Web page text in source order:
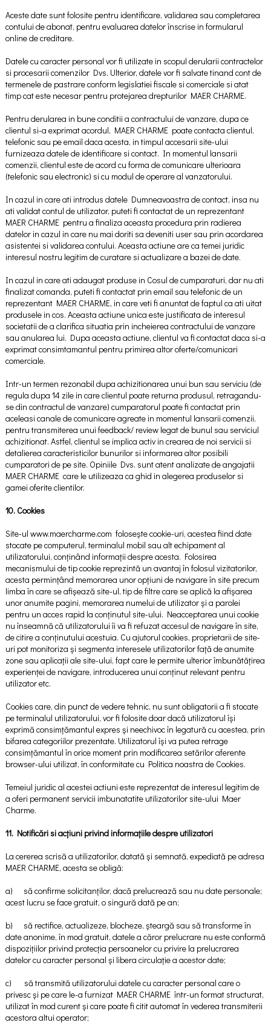
Aceste date sunt folosite pentru identificare, validarea sau completarea
contului de abonat, pentru evaluarea datelor înscrise in formularul
online de creditare.
Datele cu caracter personal vor fi utilizate in scopul derularii contractelor
si procesarii comenzilor Dvs. Ulterior, datele vor fi salvate tinand cont de
termenele de pastrare conform legislatiei fiscale si comerciale si atat
timp cat este necesar pentru protejarea drepturilor MAER CHARME.
Pentru derularea in bune conditii a contractului de vanzare, dupa ce
clientul si-a exprimat acordul, MAER CHARME poate contacta clientul,
telefonic sau pe email daca acesta, in timpul accesarii site-ului
furnizeaza datele de identificare si contact. In momentul lansarii
comenzii, clientul este de acord cu forma de comunicare ulterioara
(telefonic sau electronic) si cu modul de operare al vanzatorului.
In cazul in care ati introdus datele Dumneavoastra de contact, insa nu
ati validat contul de utilizator, puteti fi contactat de un reprezentant
MAER CHARME pentru a finaliza aceasta procedura prin radierea
datelor in cazul in care nu mai doriti sa deveniti user sau prin acordarea
asistentei si validarea contului. Aceasta actiune are ca temei juridic
interesul nostru legitim de curatare si actualizare a bazei de date.
In cazul in care ati adaugat produse in Cosul de cumparaturi, dar nu ati
finalizat comanda, puteti fi contactat prin email sau telefonic de un
reprezentant MAER CHARME, in care veti fi anuntat de faptul ca ati uitat
produsele in cos. Aceasta actiune unica este justificata de interesul
societatii de a clarifica situatia prin incheierea contractului de vanzare
sau anularea lui. Dupa aceasta actiune, clientul va fi contactat daca si-a
exprimat consimtamantul pentru primirea altor oferte/comunicari
comerciale.
Intr-un termen rezonabil dupa achizitionarea unui bun sau serviciu (de
regula dupa 14 zile in care clientul poate returna produsul, retragandu-
se din contractul de vanzare) cumparatorul poate fi contactat prin
aceleasi canale de comunicare agreate in momentul lansarii comenzii,
pentru transmiterea unui feedback/ review legat de bunul sau serviciul
achizitionat. Astfel, clientul se implica activ in crearea de noi servicii si
detalierea caracteristicilor bunurilor si informarea altor posibili
cumparatori de pe site. Opiniile Dvs. sunt atent analizate de angajatii
MAER CHARME care le utilizeaza ca ghid in alegerea produselor si
gamei oferite clientilor.
10. Cookies
Site-ul www.maercharme.com folosește cookie-uri, acestea fiind date
stocate pe computerul, terminalul mobil sau alt echipament al
utilizatorului, conținând informații despre acesta. Folosirea
mecanismului de tip cookie reprezintă un avantaj în folosul vizitatorilor,
acesta permințând memorarea unor opțiuni de navigare în site precum
limba în care se afișează site-ul, tip de filtre care se aplică la afișarea
unor anumite pagini, memorarea numelui de utilizator și a parolei
pentru un acces rapid la conținutul site-ului. Neacceptarea unui cookie
nu înseamnă că utilizatorului îi va fi refuzat accesul de navigare în site,
de citire a conținutului acestuia. Cu ajutorul cookies, proprietarii de site-
uri pot monitoriza și segmenta interesele utilizatorilor față de anumite
zone sau aplicații ale site-ului, fapt care le permite ulterior îmbunătățirea
experienței de navigare, introducerea unui conținut relevant pentru
utilizator etc.
Cookies care, din punct de vedere tehnic, nu sunt obligatorii a fi stocate
pe terminalul utilizatorului, vor fi folosite doar dacă utilizatorul își
exprimă consimțămantul expres și neechivoc în legatură cu acestea, prin
bifarea categoriilor prezentate. Utilizatorul își va putea retrage
consimțămantul în orice moment prin modificarea setărilor aferente
browser-ului utilizat, în conformitate cu Politica noastra de Cookies.
Temeiul juridic al acestei actiuni este reprezentat de interesul legitim de
a oferi permanent servicii imbunatatite utilizatorilor site-ului Maer
Charme.
11. Notificări si acțiuni privind informațiile despre utilizatori
La cererea scrisă a utilizatorilor, datată și semnată, expediată pe adresa
MAER CHARME, acesta se obligă:
a) să confirme solicitanților, dacă prelucrează sau nu date personale;
acest lucru se face gratuit, o singură dată pe an;
b) să rectifice, actualizeze, blocheze, șteargă sau să transforme în
date anonime, în mod gratuit, datele a căror prelucrare nu este conformă
dispozițiilor privind protecția persoanelor cu privire la prelucrarea
datelor cu caracter personal și libera circulație a acestor date;
c) să transmită utilizatorului datele cu caracter personal care o
privesc și pe care le-a furnizat MAER CHARME într-un format structurat,
utilizat în mod curent și care poate fi citit automat în vederea transmiterii
acestora altui operator;